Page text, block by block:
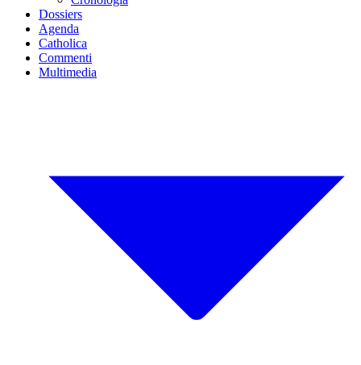
Dossiers
Agenda
Catholica
Commenti
Multimedia